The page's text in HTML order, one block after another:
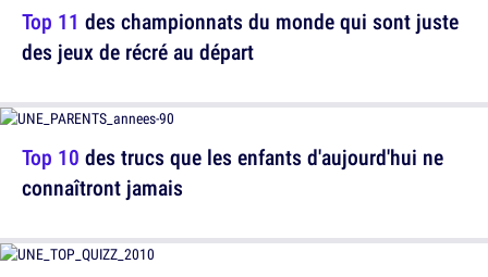
Top 11 des championnats du monde qui sont juste
des jeux de récré au départ
Top 10 des trucs que les enfants d'aujourd'hui ne
connaîtront jamais